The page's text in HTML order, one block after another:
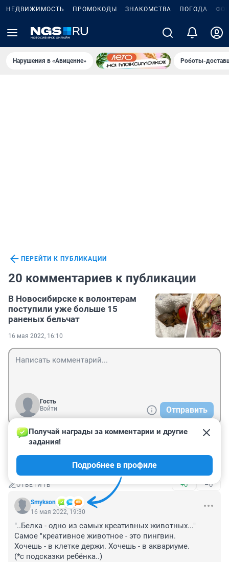
НЕДВИЖИМОСТЬ ПРОМОКОДЫ ЗНАКОМСТВА ПОГОДА
Нарушения в «Авиценне» Роботы-
ПЕРЕЙТИ К ПУБЛИКАЦИИ
20 комментариев к публикации
В Новосибирске к волонтерам
поступили уже больше 15
раненых бельчат
16 мая 2022, 16:10
Гость
Войти
Отправить
Гость
А псины загрызают таких милых малышей..(
ОТВЕТИТЬ +0 –0
Smykson
Получай награды за комментарии и другие
задания!
Подробнее в профиле
16 мая 2022, 19:30
"..Белка - одно из самых креативных животных..."
Самое "креативное животное - это пингвин.
Хочешь - в клетке держи. Хочешь - в аквариуме.
(*с подсказки ребёнка..)